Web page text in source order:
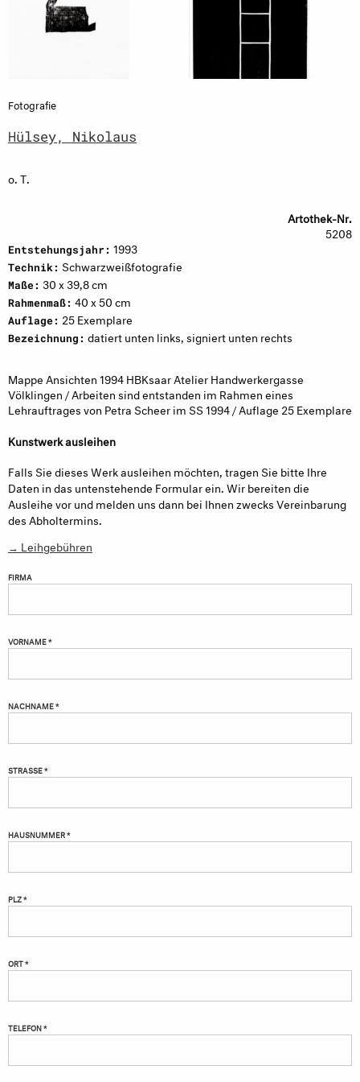
Fotografie
Hülsey, Nikolaus
o. T.
Artothek-Nr.
5208
Entstehungsjahr: 1993
Technik: Schwarzweißfotografie
Maße: 30 x 39,8 cm
Rahmenmaß: 40 x 50 cm
Auflage: 25 Exemplare
Bezeichnung: datiert unten links, signiert unten rechts
Mappe Ansichten 1994 HBKsaar Atelier Handwerkergasse
Völklingen / Arbeiten sind entstanden im Rahmen eines
Lehrauftrages von Petra Scheer im SS 1994 / Auflage 25 Exemplare
Kunstwerk ausleihen
Falls Sie dieses Werk ausleihen möchten, tragen Sie bitte Ihre
Daten in das untenstehende Formular ein. Wir bereiten die
Ausleihe vor und melden uns dann bei Ihnen zwecks Vereinbarung
des Abholtermins.
→ Leihgebühren
FIRMA
VORNAME *
NACHNAME *
STRASSE *
HAUSNUMMER *
PLZ *
ORT *
TELEFON *